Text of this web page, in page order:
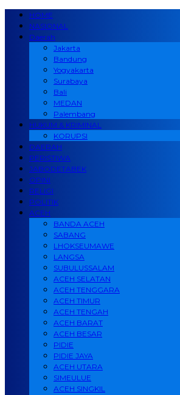
HOME
NASIONAL
Daerah
Jakarta
Bandung
Yogyakarta
Surabaya
Bali
MEDAN
Palembang
HUKUM & KRIMINAL
KORUPSI
DAERAH
PERISTIWA
JABODETABEK
OPINI
RELIGI
POLITIK
ACEH
BANDA ACEH
SABANG
LHOKSEUMAWE
LANGSA
SUBULUSSALAM
ACEH SELATAN
ACEH TENGGARA
ACEH TIMUR
ACEH TENGAH
ACEH BARAT
ACEH BESAR
PIDIE
PIDIE JAYA
ACEH UTARA
SIMEULUE
ACEH SINGKIL